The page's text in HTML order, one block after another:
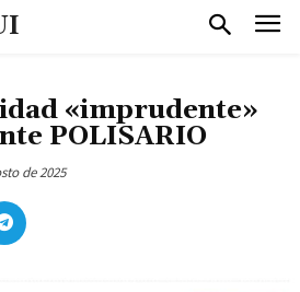
«imprudente»
POLISARIO
de 2025